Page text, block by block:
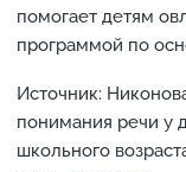
помогает детям
программой по
Источник:
понимания речи у
школьного